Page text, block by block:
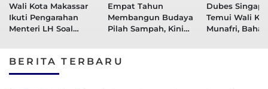
Wali Kota Makassar
Ikuti Pengarahan
Menteri LH Soal
PSEL dan RDF
Empat Tahun
Membangun Budaya
Pilah Sampah, Kini
Dubes
Temui Wali
Munafri, Bahas
BERITA TERBARU